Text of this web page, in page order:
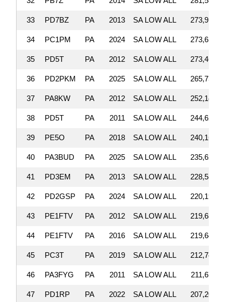
33 PD7BZ PA 2013 SA LOW ALL 273,910
34 PC1PM PA 2024 SA LOW ALL 273,651
35 PD5T PA 2012 SA LOW ALL 273,460
36 PD2PKM PA 2025 SA LOW ALL 265,734
37 PA8KW PA 2012 SA LOW ALL 252,144
38 PD5T PA 2011 SA LOW ALL 244,623
39 PE5O PA 2018 SA LOW ALL 240,166
40 PA3BUD PA 2025 SA LOW ALL 235,620
41 PD3EM PA 2013 SA LOW ALL 228,580
42 PD2GSP PA 2024 SA LOW ALL 220,192
43 PE1FTV PA 2012 SA LOW ALL 219,681
44 PE1FTV PA 2016 SA LOW ALL 219,648
45 PC3T PA 2019 SA LOW ALL 212,742
46 PA3FYG PA 2011 SA LOW ALL 211,671
47 PD1RP PA 2022 SA LOW ALL 207,207